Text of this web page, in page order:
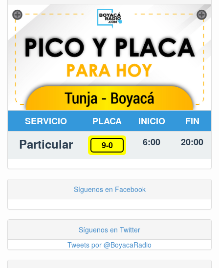
SERVICIO PLACA INICIO FIN
Particular 9-0 6:00 20:00
Síguenos en Facebook
Síguenos en Twitter
Tweets por @BoyacaRadio